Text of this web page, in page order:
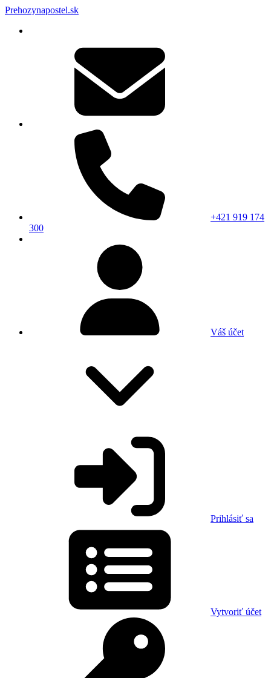
Prehozynapostel.sk
+421 919 174
300
Váš účet
Prihlásiť sa
Vytvoriť účet